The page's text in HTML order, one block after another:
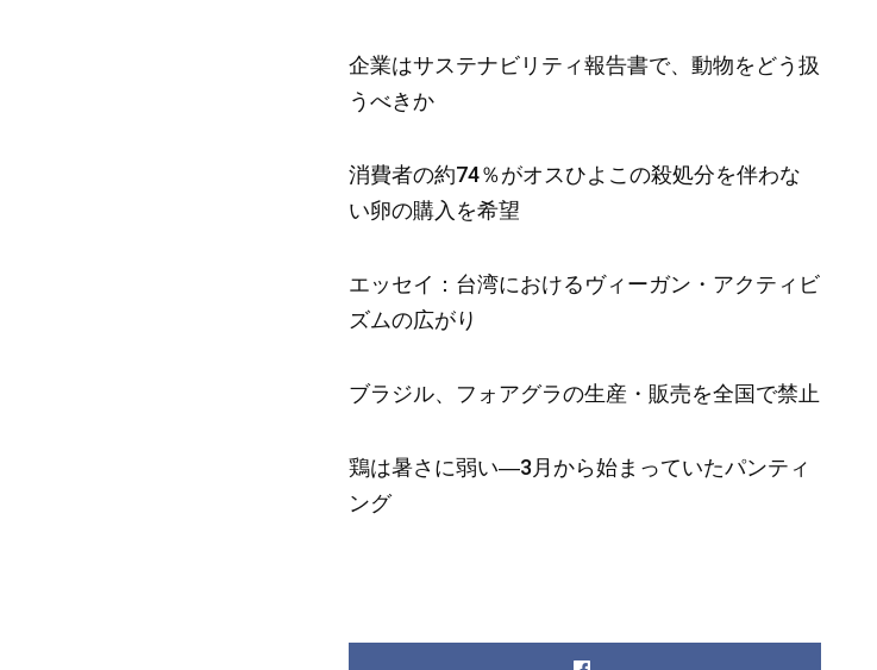
企業はサステナビリティ報告書で、動物をどう扱
うべきか
消費者の約74％がオスひよこの殺処分を伴わな
い卵の購入を希望
エッセイ：台湾におけるヴィーガン・アクティビ
ズムの広がり
ブラジル、フォアグラの生産・販売を全国で禁止
鶏は暑さに弱い―3月から始まっていたパンティ
ング